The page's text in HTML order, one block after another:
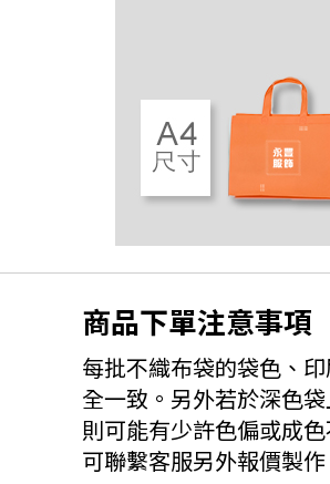
商品下單注意事項
每批不織布袋的袋色、
全一致。另外若於深色
則可能有少許色偏或成
可聯繫客服另外報價製